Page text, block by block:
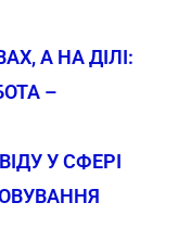
А НА ДІЛІ:
–
У СФЕРІ